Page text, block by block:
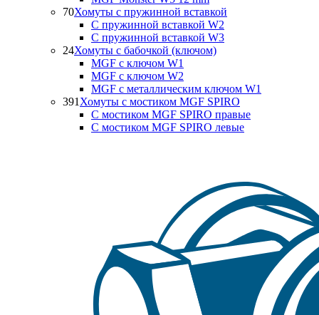
70Хомуты с пружинной вставкой
С пружинной вставкой W2
С пружинной вставкой W3
24Хомуты с бабочкой (ключом)
MGF с ключом W1
MGF с ключом W2
MGF с металлическим ключом W1
391 Хомуты с мостиком MGF SPIRO
С мостиком MGF SPIRO правые
С мостиком MGF SPIRO левые